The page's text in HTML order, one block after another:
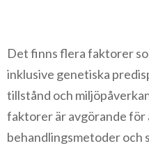
Det finns flera faktorer
inklusive genetiska
tillstånd och
faktorer är avgörande
behandlingsmetoder